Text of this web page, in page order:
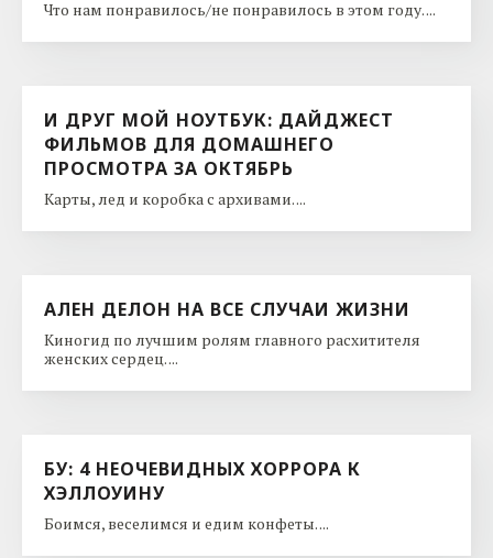
Что нам понравилось/не понравилось в этом году. ...
И ДРУГ МОЙ НОУТБУК: ДАЙДЖЕСТ
ФИЛЬМОВ ДЛЯ ДОМАШНЕГО
ПРОСМОТРА ЗА ОКТЯБРЬ
Карты, лед и коробка с архивами. ...
АЛЕН ДЕЛОН НА ВСЕ СЛУЧАИ ЖИЗНИ
Киногид по лучшим ролям главного расхитителя
женских сердец. ...
БУ: 4 НЕОЧЕВИДНЫХ ХОРРОРА К
ХЭЛЛОУИНУ
Боимся, веселимся и едим конфеты. ...